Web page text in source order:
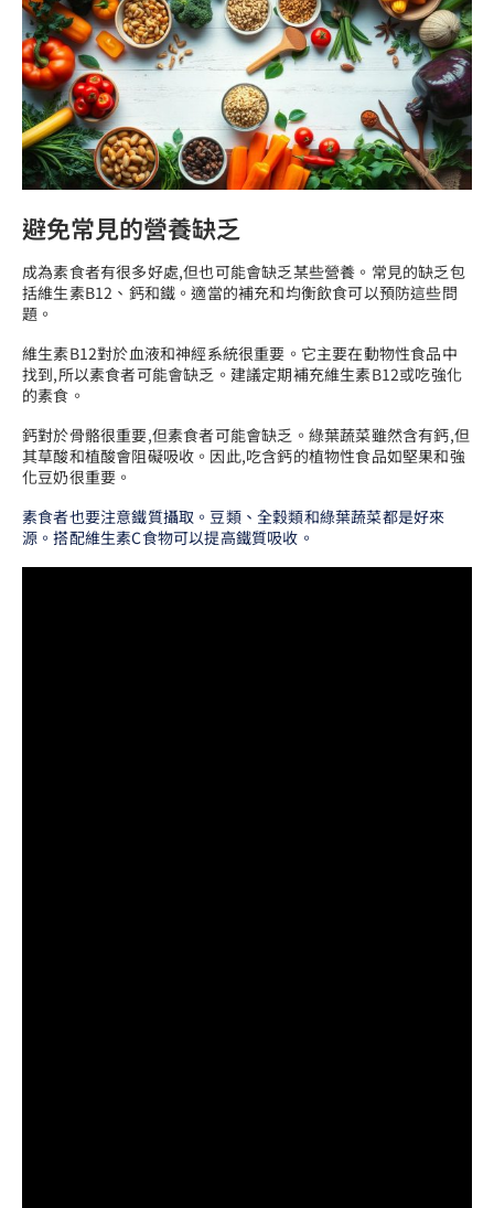
避免常見的營養缺乏
成為素食者有很多好處,但也可能會缺乏某些營養。常見的缺乏包
括維生素B12、鈣和鐵。適當的補充和均衡飲食可以預防這些問
題。
維生素B12對於血液和神經系統很重要。它主要在動物性食品中
找到,所以素食者可能會缺乏。建議定期補充維生素B12或吃強化
的素食。
鈣對於骨骼很重要,但素食者可能會缺乏。綠葉蔬菜雖然含有鈣,但
其草酸和植酸會阻礙吸收。因此,吃含鈣的植物性食品如堅果和強
化豆奶很重要。
素食者也要注意鐵質攝取。豆類、全穀類和綠葉蔬菜都是好來
源。搭配維生素C食物可以提高鐵質吸收。